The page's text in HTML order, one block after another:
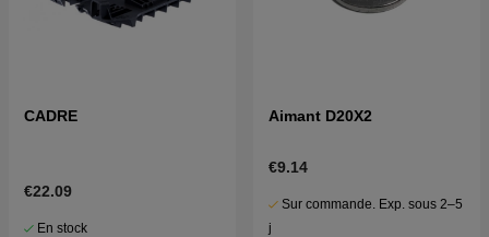
CADRE
€22.09
En stock
Aimant D20X2
€9.14
Sur commande. Exp. sous 2–5
j